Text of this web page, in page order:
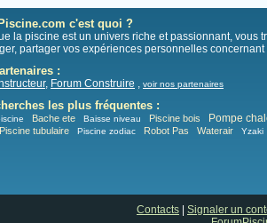
c'est quoi ?
la piscine est un univers riche et passionnant,
partager vos expériences personnelles
:
, Forum Construire , voir nos partenaires
les plus fréquentes :
Bache ete Baisse niveau Piscine bois Pompe
Piscine tubulaire Piscine zodiac Robot Pas Waterair Yzaki
Contacts Signaler un